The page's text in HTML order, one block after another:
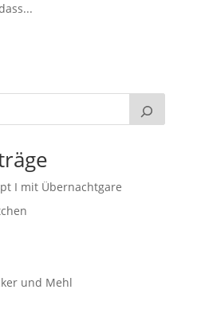
I mit Übernachtgare
und Mehl